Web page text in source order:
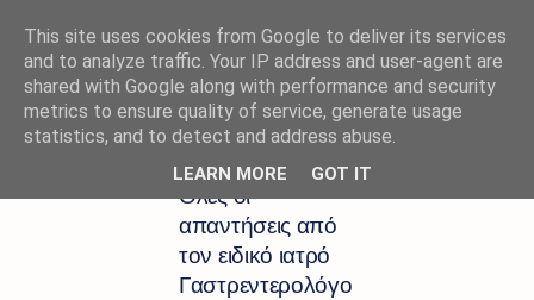
Αρχική σελίδα ΓΙΑΤΡΟΣ
Γαστροσκόπηση:
Όλες οι
απαντήσεις από
τον ειδικό ιατρό
Γαστρεντερολόγο
This site uses cookies from Google to deliver its services
and to analyze traffic. Your IP address and user-agent are
shared with Google along with performance and security
metrics to ensure quality of service, generate usage
statistics, and to detect and address abuse.
LEARN MORE GOT IT